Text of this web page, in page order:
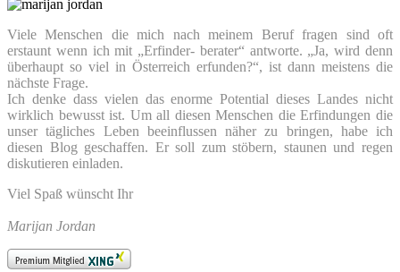
Viele Menschen die mich nach meinem Beruf fragen sind oft
erstaunt wenn ich mit „Erfinder- berater“ antworte. „Ja, wird denn
überhaupt so viel in Österreich erfunden?“, ist dann meistens die
nächste Frage.
Ich denke dass vielen das enorme Potential dieses Landes nicht
wirklich bewusst ist. Um all diesen Menschen die Erfindungen die
unser tägliches Leben beeinflussen näher zu bringen, habe ich
diesen Blog geschaffen. Er soll zum stöbern, staunen und regen
diskutieren einladen.
Viel Spaß wünscht Ihr
Marijan Jordan